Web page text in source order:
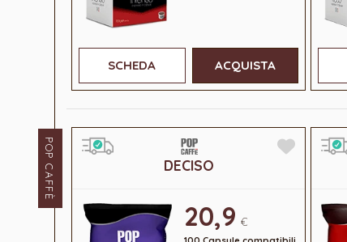
SCHEDA ACQUISTA
POP CAFFÈ DECISO
20,9 €